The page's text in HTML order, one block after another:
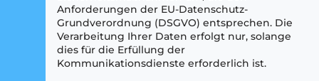
Anforderungen der EU-Datenschutz-
Grundverordnung (DSGVO) entsprechen. Die
Verarbeitung Ihrer Daten erfolgt nur, solange
dies für die Erfüllung der
Kommunikationsdienste erforderlich ist.